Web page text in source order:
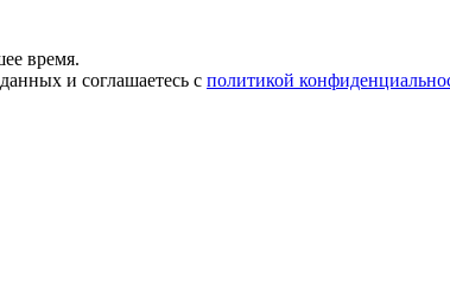
время.
и соглашаетесь с политикой